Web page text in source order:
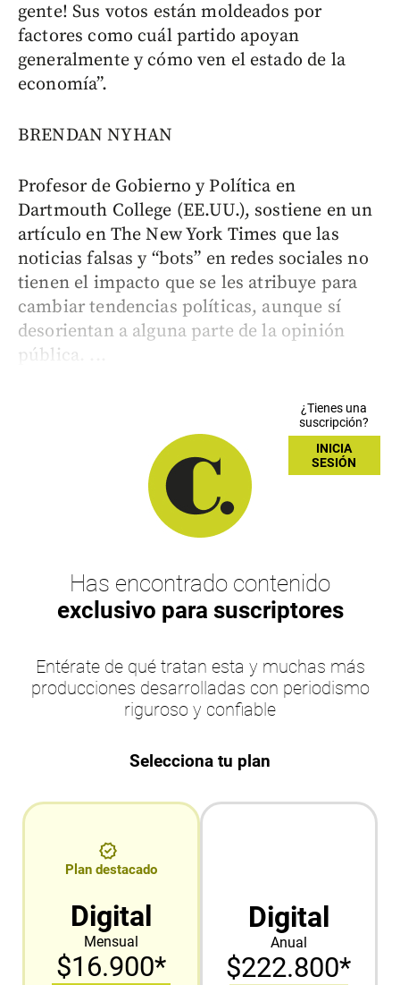
gente! Sus votos están moldeados por
factores como cuál partido apoyan
generalmente y cómo ven el estado de la
economía”.
BRENDAN NYHAN
Profesor de Gobierno y Política en
Dartmouth College (EE.UU.), sostiene en un
artículo en The New York Times que las
noticias falsas y “bots” en redes sociales no
tienen el impacto que se les atribuye para
cambiar tendencias políticas, aunque sí
desorientan a alguna parte de la opinión
pública. ...
¿Tienes una
suscripción?
INICIA
SESIÓN
Has encontrado contenido
exclusivo para suscriptores
Entérate de qué tratan esta y muchas más
producciones desarrolladas con periodismo
riguroso y confiable
Selecciona tu plan
Plan destacado
Digital
Mensual
$16.900*
Digital
Anual
$222.800*